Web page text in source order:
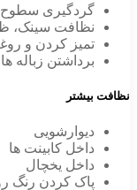
گردگیری سطوح
نظافت سینک،
تمیز کردن و
برداشتن زباله ها
نظافت بیشتر
دیوارشویی
داخل کابینت ها
داخل یخچال
پاک کردن رنگ